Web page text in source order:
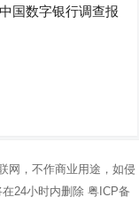
国数字银行调查报
网，不作商业用途，如侵
在24小时内删除粤ICP备